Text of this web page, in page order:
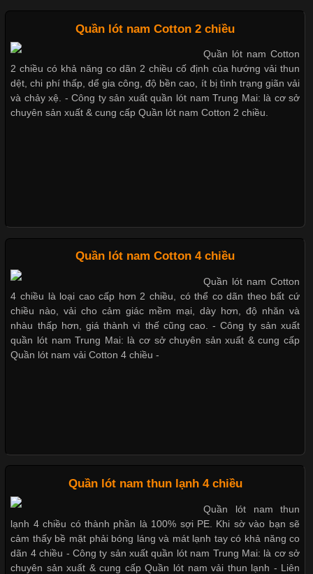
Chất Liệu Lycra Có Gì Đặc Biệt Trong Ngành Thời Trang?
Vải Lycra Là Gì? Chất Liệu Co Giãn Được Ưa Chuộng Trong
Chất Liệu Bamboo Xu Hướng Mới Trong Ngành Thời Trang
Cập nhật 2026-05-21 14:59:25
Trong những năm gần đây, vải Bamboo đang trở thành một
trong những chất liệu được yêu thích trong ngành thời trang
nhờ đặc tính mềm mại, thoáng khí và thân thiện với môi trường.
Không chỉ được ứng dụng trong quần áo thường ngày, loại vải
Cập nhật 2026-05-20 14:58:56
Vải thun là một trong những chất liệu được sử dụng rộng rãi
nhất trong ngành thời trang nhờ đặc tính co giãn, mềm mại và
thoải mái khi mặc. Từ áo thun, đồ thể thao cho đến đồ lót nam,
vải thun luôn đóng vai trò quan trọng trong quá trình sản xuất.
Hiện nay, nhu cầu tìm kiếm quần lót nam giá
Thị hiều quần lót nam bơi lội nam và nữ 2017
Mẫu quần lót nam giá rẻ sốt hè 2017
Những mẩu quần lót nam thông dụng hiện nay
Bộ sưu tập quần lót nam Boxer TpHCM
Dễ chịu hơn với quần lót nam giá rẻ vải Cotton 4 chiều
Quần lót nam Cotton 2 chiều
Quần lót nam Cotton
2 chiều có khả năng co dãn 2 chiều cố định của hướng vải thun
dệt, chi phí thấp, dể gia công, độ bền cao, ít bị tình trạng giãn vải
và chảy xệ. - Công ty sản xuất quần lót nam Trung Mai: là cơ sở
chuyên sản xuất & cung cấp Quần lót nam Cotton 2 chiều.
Quần lót nam Cotton 4 chiều
Quần lót nam Cotton
4 chiều là loại cao cấp hơn 2 chiều, có thể co dãn theo bất cứ
chiều nào, vải cho cảm giác mềm mại, dày hơn, độ nhăn và
nhàu thấp hơn, giá thành vì thế cũng cao. - Công ty sản xuất
quần lót nam Trung Mai: là cơ sở chuyên sản xuất & cung cấp
Quần lót nam vải Cotton 4 chiều -
Quần lót nam thun lạnh 4 chiều
Quần lót nam thun
lạnh 4 chiều có thành phần là 100% sợi PE. Khi sờ vào bạn sẽ
cảm thấy bề mặt phải bóng láng và mát lạnh tay có khả năng co
dãn 4 chiều - Công ty sản xuất quần lót nam Trung Mai: là cơ sở
chuyên sản xuất & cung cấp Quần lót nam vải thun lạnh - Liên